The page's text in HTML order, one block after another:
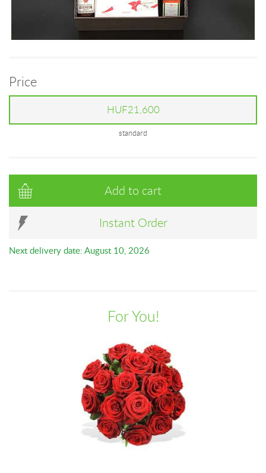
Price
HUF21,600
standard
Add to cart
Instant Order
Next delivery date: August 10, 2026
For You!